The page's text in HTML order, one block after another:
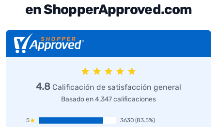
en ShopperApproved.com
4.8 Calificación de satisfacción general
Basado en 4,347 calificaciones
5 3630 (83.5%)